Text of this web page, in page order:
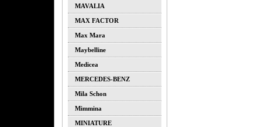
MAVALIA
MAX FACTOR
Max Mara
Maybelline
Medicea
MERCEDES-BENZ
Mila Schon
Mimmina
MINIATURE